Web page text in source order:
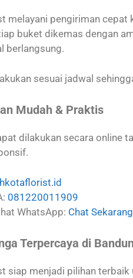
melayani pengiriman cepat
buket dikemas dengan
berlangsung.
sesuai jadwal
Mudah & Praktis
dilakukan secara online
081220011909
WhatsApp: Chat Sekarang
Terpercaya di
siap menjadi pilihan